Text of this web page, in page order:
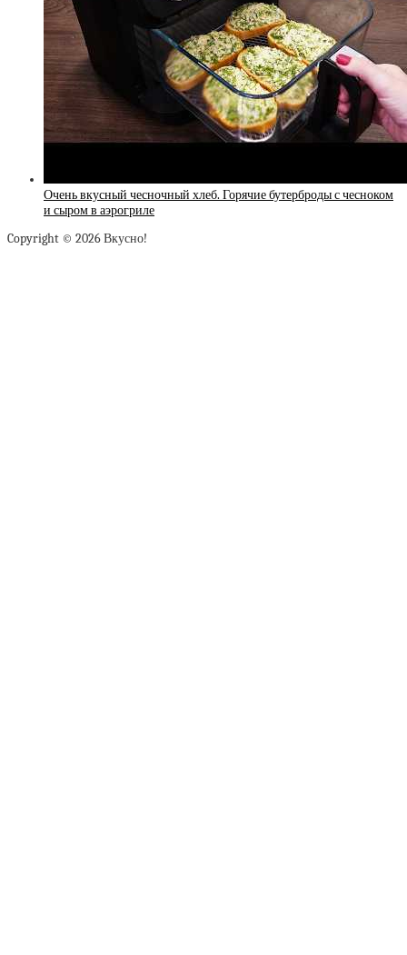
Очень вкусный чесночный хлеб. Горячие бутерброды с чесноком
и сыром в аэрогриле
Copyright © 2026 Вкусно!